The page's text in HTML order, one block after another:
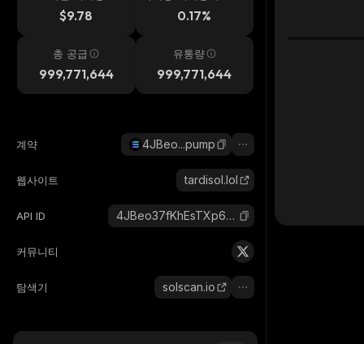
$9.78 0.17%
총 공급
999,771,644
유통량
999,771,644
계약 4JBeo...pump
웹사이트 tardisol.lol
API ID 4JBeo37fKhEsTXp6PtAYktYRnDAa8DcXZaZ4tTuPpump_solana
커뮤니티
탐색기 solscan.io